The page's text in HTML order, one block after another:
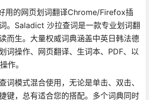
用的网页划词翻译Chrome/Firefox插
。Saladict 沙拉查词是一款专业划词翻
而生。大量权威词典涵盖中英日韩法德
词操作、网页翻译、生词本、PDF、以
作。
词模式混合使用，无论是单击、双击、
键，总有适合您的搭配。多个词典同时